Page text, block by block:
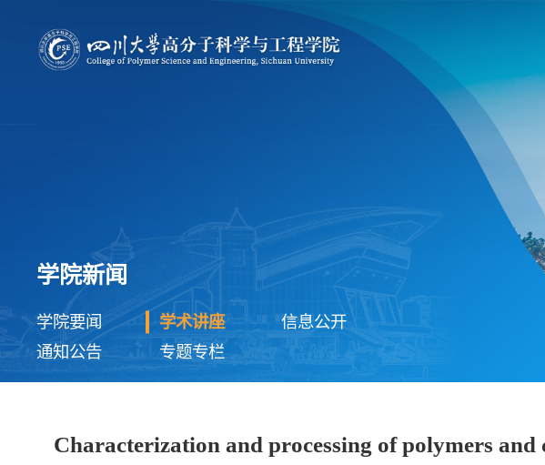
学院新闻
学院要闻 学术讲座
信息公开
通知公告
专题专栏
Characterization and processing of polymers